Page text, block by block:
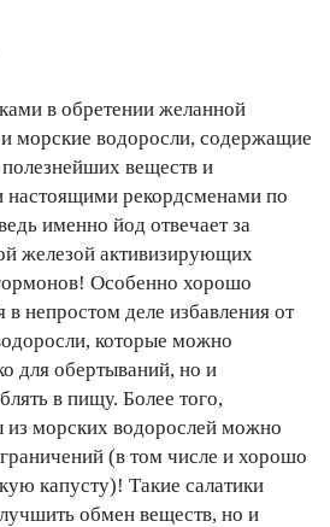
в обретении желанной
морские водоросли, содержащие
веществ и
рекордсменами по
именно йод отвечает за
железой активизирующих
Особенно хорошо
в непростом деле избавления от
которые можно
для обертываний, но и
в пищу. Более того,
из морских водорослей можно
(в том числе и хорошо
капусту)! Такие салатики
обмен веществ, но и